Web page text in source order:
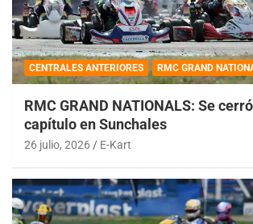
CENTRALES ANTERIORES RMC GRAND
RMC GRAND NATIONALS: Se
capítulo en Sunchales
26 julio, 2026 E-Kart